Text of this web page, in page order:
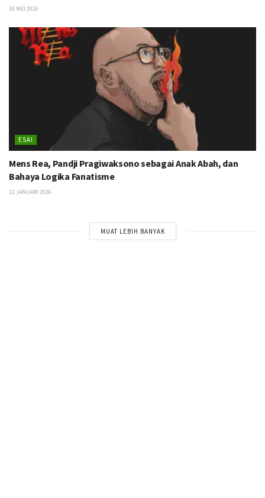
18 MEI 2026
ESAI
Mens Rea, Pandji Pragiwaksono sebagai Anak Abah, dan
Bahaya Logika Fanatisme
12 JANUARI 2026
MUAT LEBIH BANYAK